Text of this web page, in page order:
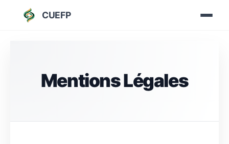
CUEFP
Mentions Légales